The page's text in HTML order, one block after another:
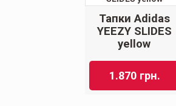
Тапки Adidas
YEEZY SLIDES
yellow
1.870 грн.